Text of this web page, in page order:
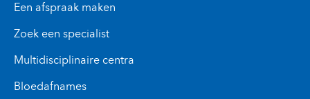
Een afspraak maken
Zoek een specialist
Multidisciplinaire centra
Bloedafnames